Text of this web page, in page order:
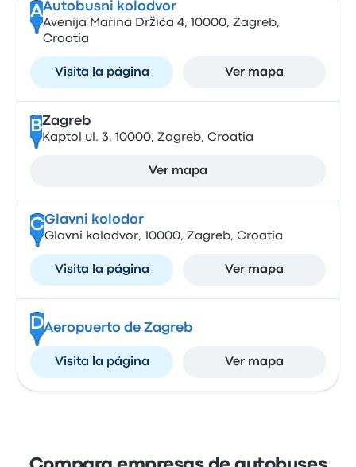
AAutobusni kolodvor
Avenija Marina Držića 4, 10000, Zagreb,
Croatia
Visita la página Ver mapa
BZagreb
Kaptol ul. 3, 10000, Zagreb, Croatia
Ver mapa
CGlavni kolodor
Glavni kolodvor, 10000, Zagreb, Croatia
Visita la página Ver mapa
DAeropuerto de Zagreb
Visita la página Ver mapa